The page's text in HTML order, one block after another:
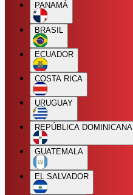
PANAMÁ
BRASIL
ECUADOR
COSTA RICA
URUGUAY
REPÚBLICA DOMINICANA
GUATEMALA
EL SALVADOR